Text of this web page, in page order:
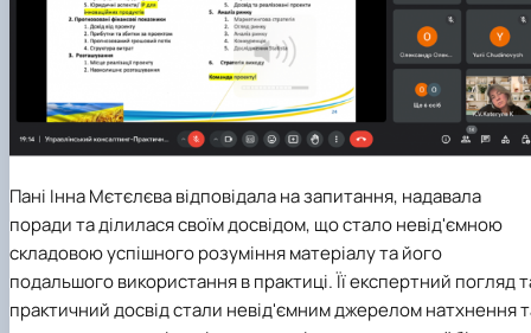
Пані Інна Мєтєлєва відповідала на запитання, надавала
поради та ділилася своїм досвідом, що стало невід'ємною
складовою успішного розуміння матеріалу та його
подальшого використання в практиці. Її експертний погляд
практичний досвід стали невід'ємним джерелом натхнення